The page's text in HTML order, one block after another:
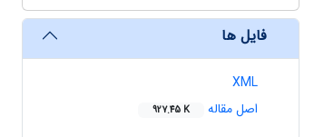
فایل ها
XML
اصل مقاله
927.45 K